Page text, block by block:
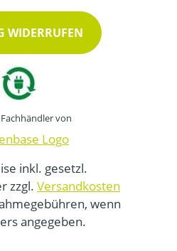
WIDERRUFEN
Fachhändler von
inkl. gesetzl.
zzgl. Versandkosten
wenn
angegeben.